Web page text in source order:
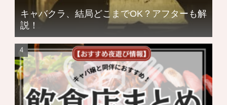
キャバクラ、結局どこまでOK？アフターも解
説！